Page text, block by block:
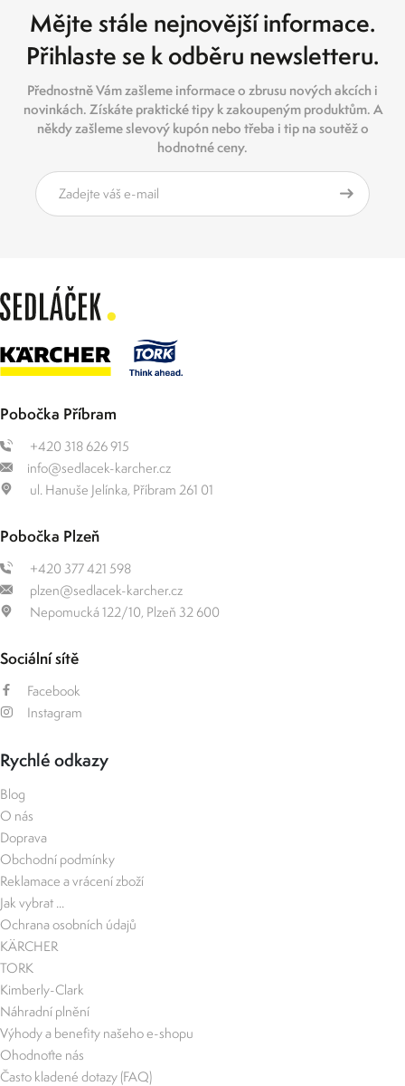
Mějte stále nejnovější informace.
Přihlaste se k odběru newsletteru.
Přednostně Vám zašleme informace o zbrusu nových akcích i
novinkách. Získáte praktické tipy k zakoupeným produktům. A
někdy zašleme slevový kupón nebo třeba i tip na soutěž o
hodnotné ceny.
Pobočka Příbram
+420 318 626 915
info@sedlacek-karcher.cz
ul. Hanuše Jelínka, Příbram 261 01
Pobočka Plzeň
+420 377 421 598
plzen@sedlacek-karcher.cz
Nepomucká 122/10, Plzeň 32 600
Sociální sítě
Facebook
Instagram
Rychlé odkazy
Blog
O nás
Doprava
Obchodní podmínky
Reklamace a vrácení zboží
Jak vybrat ...
Ochrana osobních údajů
KÄRCHER
TORK
Kimberly-Clark
Náhradní plnění
Výhody a benefity našeho e-shopu
Ohodnoťte nás
Často kladené dotazy (FAQ)